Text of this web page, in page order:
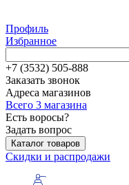
Профиль
Избранное
+7 (3532) 505-888
Заказать звонок
Адреса магазинов
Всего 3 магазина
Есть воросы?
Задать вопрос
Каталог товаров
Скидки и распродажи